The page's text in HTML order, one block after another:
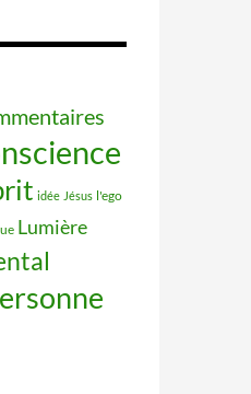
idée Jésus l'ego
Lumière